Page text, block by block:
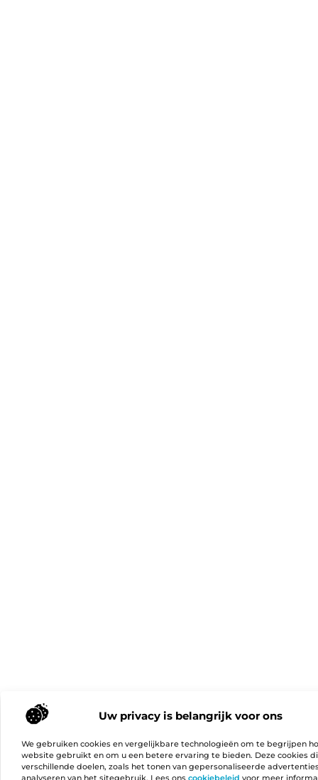
Uw privacy is belangrijk voor ons
We gebruiken cookies en vergelijkbare technologieën om te begrijpen
website gebruikt en om u een betere ervaring te bieden. Deze cookies
verschillende doelen, zoals het tonen van gepersonaliseerde
analyseren van het sitegebruik. Lees ons cookiebeleid voor meer